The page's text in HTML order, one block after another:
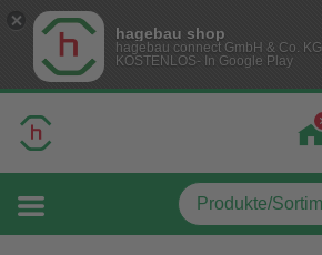
hagebau shop
hagebau connect GmbH & Co. KG
KOSTENLOS- In Google Play